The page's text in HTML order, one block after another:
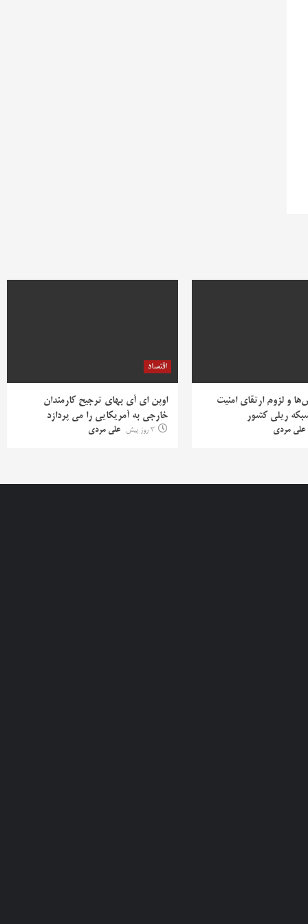
و لزوم ارتقای امنیت
ریلی کشور
علی مردی
اقتصاد
اوپن ای آی بهای ترجیح کارمندان
خارجی به آمریکایی را می پردازد
3 روز پیش علی مردی